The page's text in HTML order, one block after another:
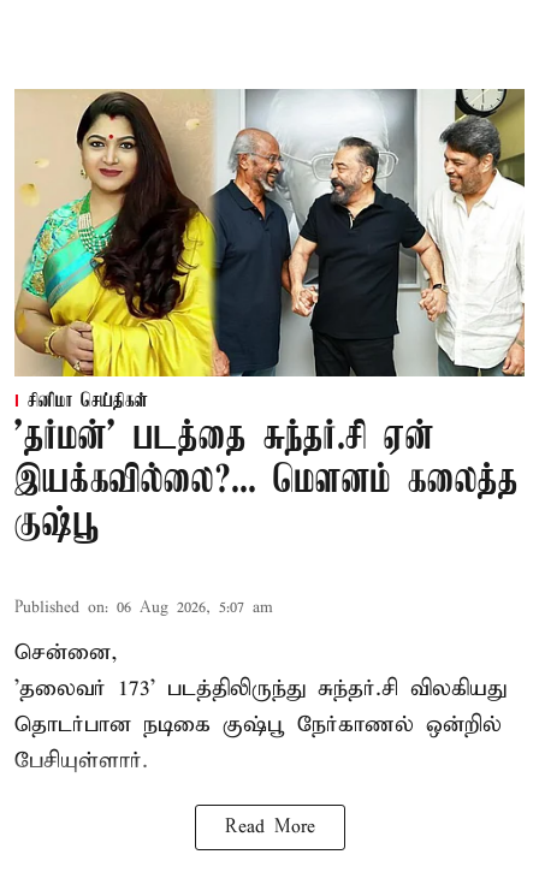
சினிமா செய்திகள்
'தர்மன்' படத்தை சுந்தர்.சி ஏன்
இயக்கவில்லை?... மௌனம் கலைத்த
குஷ்பூ
Published on: 06 Aug 2026, 5:07 am
சென்னை,
'தலைவர் 173' படத்திலிருந்து சுந்தர்.சி விலகியது
தொடர்பான நடிகை குஷ்பூ நேர்காணல் ஒன்றில்
பேசியுள்ளார்.
Read More